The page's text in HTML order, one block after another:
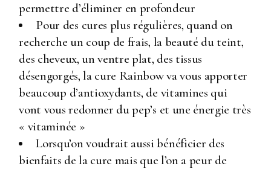
permettre d’éliminer en profondeur
Pour des cures plus régulières, quand on
recherche un coup de frais, la beauté du teint,
des cheveux, un ventre plat, des tissus
désengorgés, la cure Rainbow va vous apporter
beaucoup d’antioxydants, de vitamines qui
vont vous redonner du pep’s et une énergie très
« vitaminée »
Lorsqu’on voudrait aussi bénéficier des
bienfaits de la cure mais que l’on a peur de